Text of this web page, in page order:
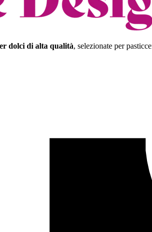
dolci di alta qualità, selezionate per